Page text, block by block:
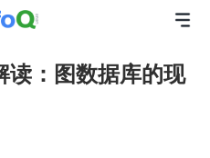
：图数据库的现